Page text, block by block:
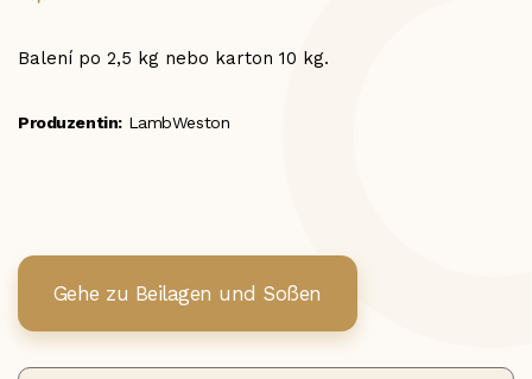
Balení po 2,5 kg nebo karton 10 kg.
Produzentin:LambWeston
Gehe zu Beilagen und Soßen